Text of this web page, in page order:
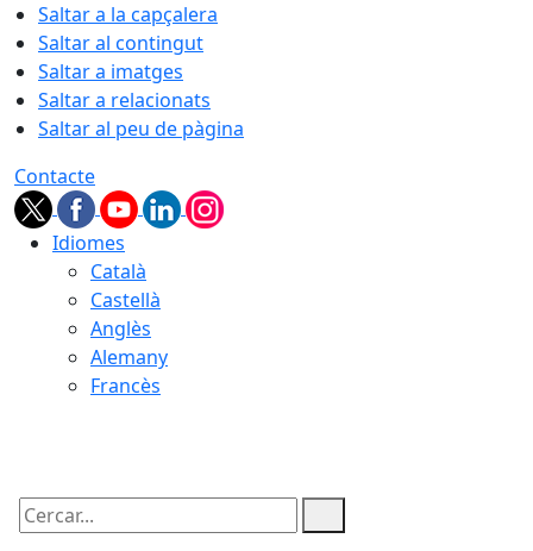
Saltar a la capçalera
Saltar al contingut
Saltar a imatges
Saltar a relacionats
Saltar al peu de pàgina
Contacte
Idiomes
Català
Castellà
Anglès
Alemany
Francès
Cercar: